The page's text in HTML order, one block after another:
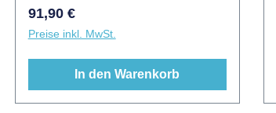
empfohlen. Das Längenelement ist
in Durchmesser Ø250mm und
300mm verfügbar.
Regulärer Preis:
91,90 €
Preise inkl. MwSt.
In den Warenkorb